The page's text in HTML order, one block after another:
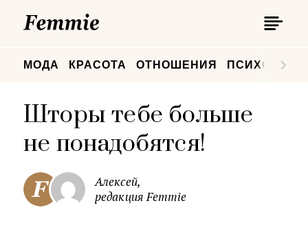
МОДА КРАСОТА ОТНОШЕНИЯ
Шторы тебе больше
не понадобятся!
Алексей,
редакция Femmie